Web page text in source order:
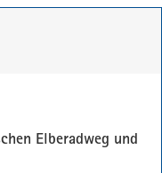
Elberadweg und